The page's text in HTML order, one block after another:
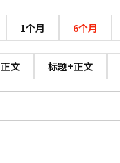
1个月 6个月
正文 标题+正文